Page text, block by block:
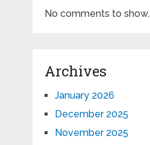
No comments to show.
Archives
January 2026
December 2025
November 2025